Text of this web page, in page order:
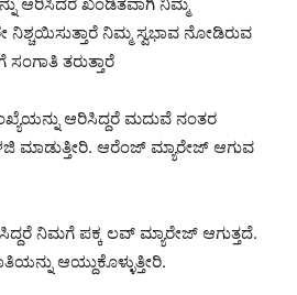
ನಿಮ್ಮ ಸ್ವಭಾವ ನೋಡಿರುವ
ತರುತ್ತಾರೆ
ಆರಿಸಿದ್ದರೆ ಮದುವೆ ನಂತರ
ಮಾಡುತ್ತೀರಿ. ಆರೆಂಜ್ ಮ್ಯಾರೇಜ್ ಆಗುವ
ನಿಮಗೆ ಪಕ್ಕ ಲವ್ ಮ್ಯಾರೇಜ್ ಆಗುತ್ತದೆ.
ಆಯ್ದುಕೊಳ್ಳುತ್ತೀರಿ.